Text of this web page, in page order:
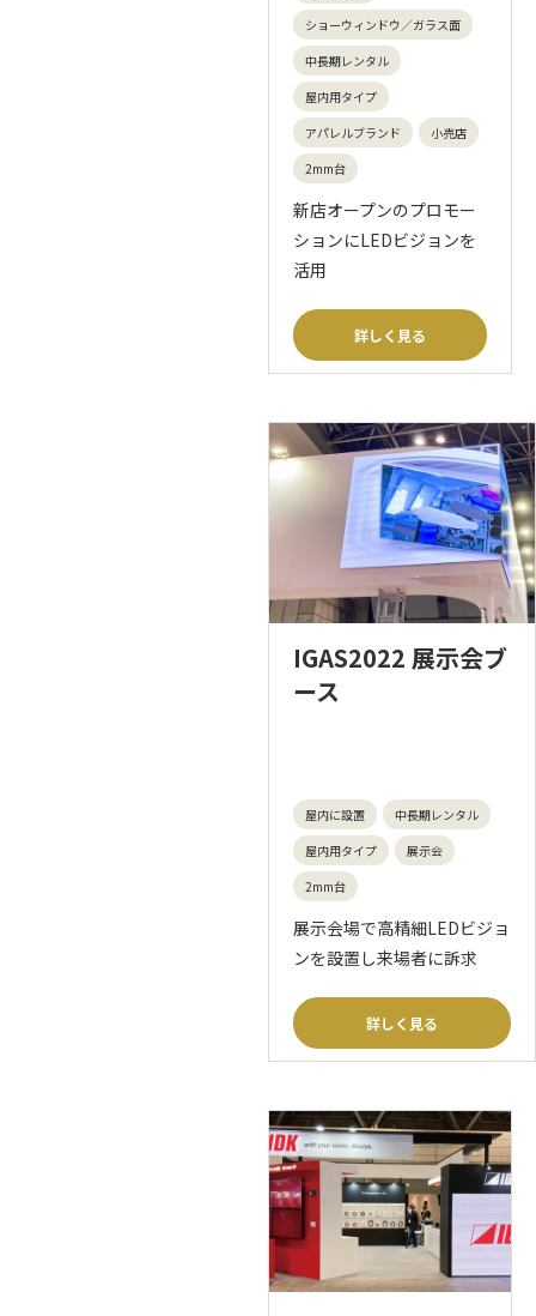
ショーウィンドウ／ガラス面
中長期レンタル
屋内用タイプ
アパレルブランド
小売店
2mm台
新店オープンのプロモー
ションにLEDビジョンを
活用
詳しく見る
IGAS2022 展示会ブ
ース
屋内に設置
中長期レンタル
屋内用タイプ
展示会
2mm台
展示会場で高精細LEDビジョ
ンを設置し来場者に訴求
詳しく見る